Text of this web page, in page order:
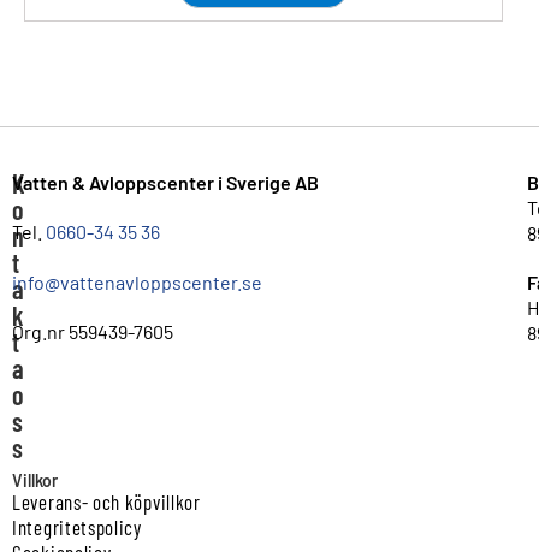
K
o
n
t
a
k
t
a
o
s
s
Vatten & Avloppscenter i Sverige AB
Tel. 0660-34 35 36
info@vattenavloppscenter.se
Org.nr 559439-7605
Villkor
Leverans- och köpvillkor
Integritetspolicy